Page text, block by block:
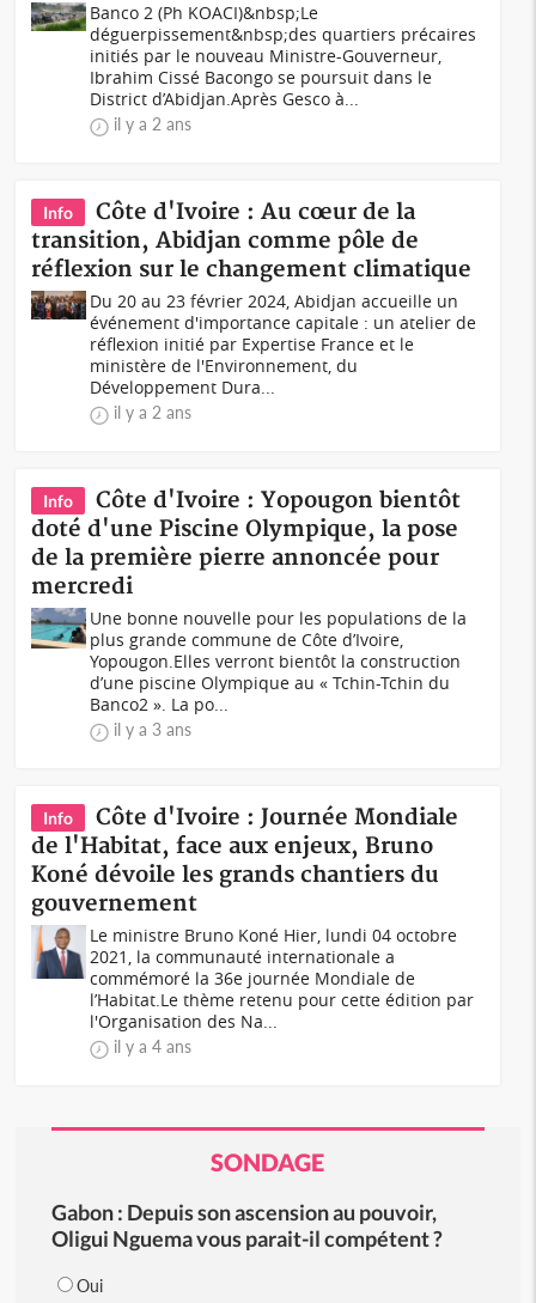
Banco 2 (Ph KOACI)&nbsp;Le
déguerpissement&nbsp;des quartiers précaires
initiés par le nouveau Ministre-Gouverneur,
Ibrahim Cissé Bacongo se poursuit dans le
District d’Abidjan.Après Gesco à...
il y a 2 ans
Info
Côte d'Ivoire : Au cœur de la
transition, Abidjan comme pôle de
réflexion sur le changement climatique
Du 20 au 23 février 2024, Abidjan accueille un
événement d'importance capitale : un atelier de
réflexion initié par Expertise France et le
ministère de l'Environnement, du
Développement Dura...
il y a 2 ans
Info
Côte d'Ivoire : Yopougon bientôt
doté d'une Piscine Olympique, la pose
de la première pierre annoncée pour
mercredi
Une bonne nouvelle pour les populations de la
plus grande commune de Côte d’Ivoire,
Yopougon.Elles verront bientôt la construction
d’une piscine Olympique au « Tchin-Tchin du
Banco2 ». La po...
il y a 3 ans
Info
Côte d'Ivoire : Journée Mondiale
de l'Habitat, face aux enjeux, Bruno
Koné dévoile les grands chantiers du
gouvernement
Le ministre Bruno Koné Hier, lundi 04 octobre
2021, la communauté internationale a
commémoré la 36e journée Mondiale de
l’Habitat.Le thème retenu pour cette édition par
l'Organisation des Na...
il y a 4 ans
SONDAGE
Gabon : Depuis son ascension au pouvoir,
Oligui Nguema vous parait-il compétent ?
Oui